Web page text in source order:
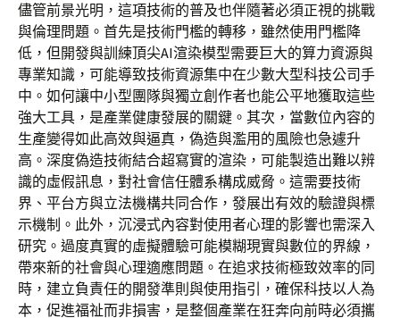
儘管前景光明，這項技術的普及也伴隨著必須正視的挑戰
與倫理問題。首先是技術門檻的轉移，雖然使用門檻降
低，但開發與訓練頂尖AI渲染模型需要巨大的算力資源與
專業知識，可能導致技術資源集中在少數大型科技公司手
中。如何讓中小型團隊與獨立創作者也能公平地獲取這些
強大工具，是產業健康發展的關鍵。其次，當數位內容的
生產變得如此高效與逼真，偽造與濫用的風險也急遽升
高。深度偽造技術結合超寫實的渲染，可能製造出難以辨
識的虛假訊息，對社會信任體系構成威脅。這需要技術
界、平台方與立法機構共同合作，發展出有效的驗證與標
示機制。此外，沉浸式內容對使用者心理的影響也需深入
研究。過度真實的虛擬體驗可能模糊現實與數位的界線，
帶來新的社會與心理適應問題。在追求技術極致效率的同
時，建立負責任的開發準則與使用指引，確保科技以人為
本，促進福祉而非損害，是整個產業在狂奔向前時必須攜